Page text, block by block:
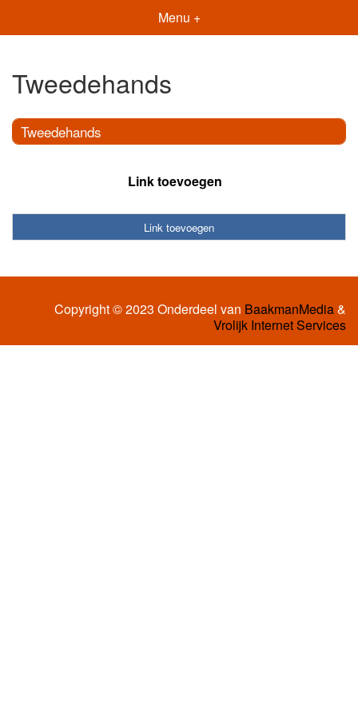
Menu +
Tweedehands
Tweedehands
Link toevoegen
Link toevoegen
Copyright © 2023 Onderdeel van BaakmanMedia&
Vrolijk Internet Services